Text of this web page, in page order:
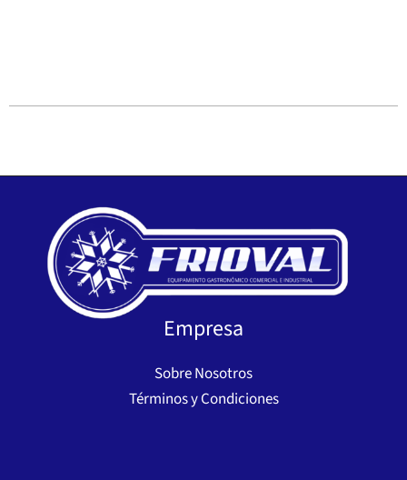
Empresa
Sobre Nosotros
Términos y Condiciones